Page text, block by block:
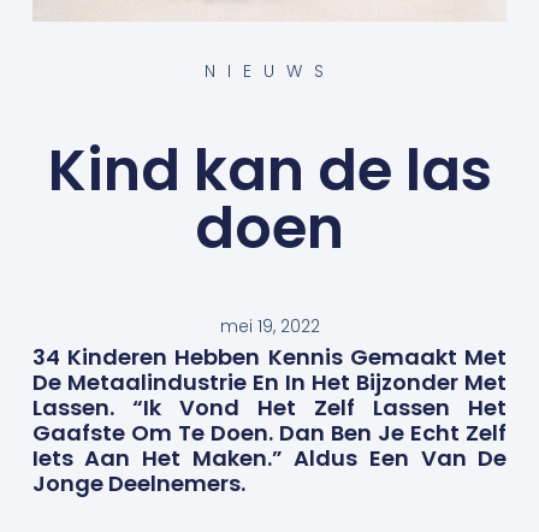
NIEUWS
Kind kan de las
doen
mei 19, 2022
34 Kinderen Hebben Kennis Gemaakt Met
De Metaalindustrie En In Het Bijzonder Met
Lassen. “Ik Vond Het Zelf Lassen Het
Gaafste Om Te Doen. Dan Ben Je Echt Zelf
Iets Aan Het Maken.” Aldus Een Van De
Jonge Deelnemers.